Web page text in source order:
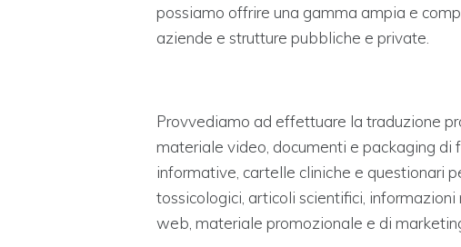
possiamo offrire una gamma ampia e
aziende e strutture pubbliche e private.
Provvediamo ad effettuare la traduzione
materiale video, documenti e packaging di
informative, cartelle cliniche e questionari
tossicologici, articoli scientifici,
web, materiale promozionale e di